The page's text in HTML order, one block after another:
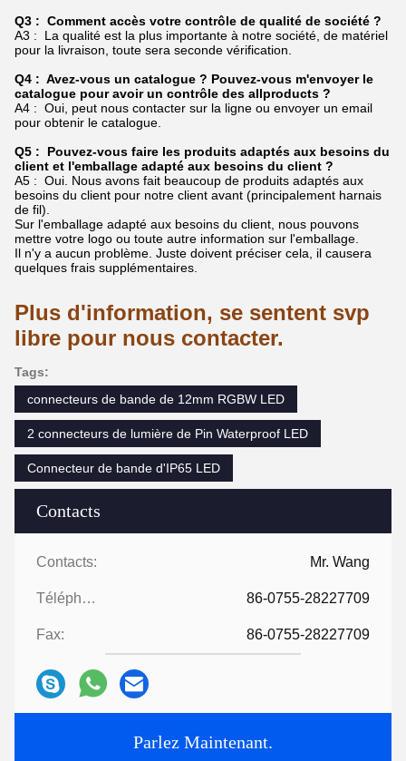
Contacts
Contacts: Mr. Wang
Téléphone: 86-0755-28227709
Fax: 86-0755-28227709
Parlez Maintenant.
Q3 : Comment accès votre contrôle de qualité de société ?
A3 : La qualité est la plus importante à notre société, de matériel
pour la livraison, toute sera seconde vérification.
Q4 : Avez-vous un catalogue ? Pouvez-vous m'envoyer le
catalogue pour avoir un contrôle des allproducts ?
A4 : Oui, peut nous contacter sur la ligne ou envoyer un email
pour obtenir le catalogue.
Q5 : Pouvez-vous faire les produits adaptés aux besoins du
client et l'emballage adapté aux besoins du client ?
A5 : Oui. Nous avons fait beaucoup de produits adaptés aux
besoins du client pour notre client avant (principalement harnais
de fil).
Sur l'emballage adapté aux besoins du client, nous pouvons
mettre votre logo ou toute autre information sur l'emballage.
Il n'y a aucun problème. Juste doivent préciser cela, il causera
quelques frais supplémentaires.
Plus d'information, se sentent svp
libre pour nous contacter.
Tags:
connecteurs de bande de 12mm RGBW LED
2 connecteurs de lumière de Pin Waterproof LED
Connecteur de bande d'IP65 LED